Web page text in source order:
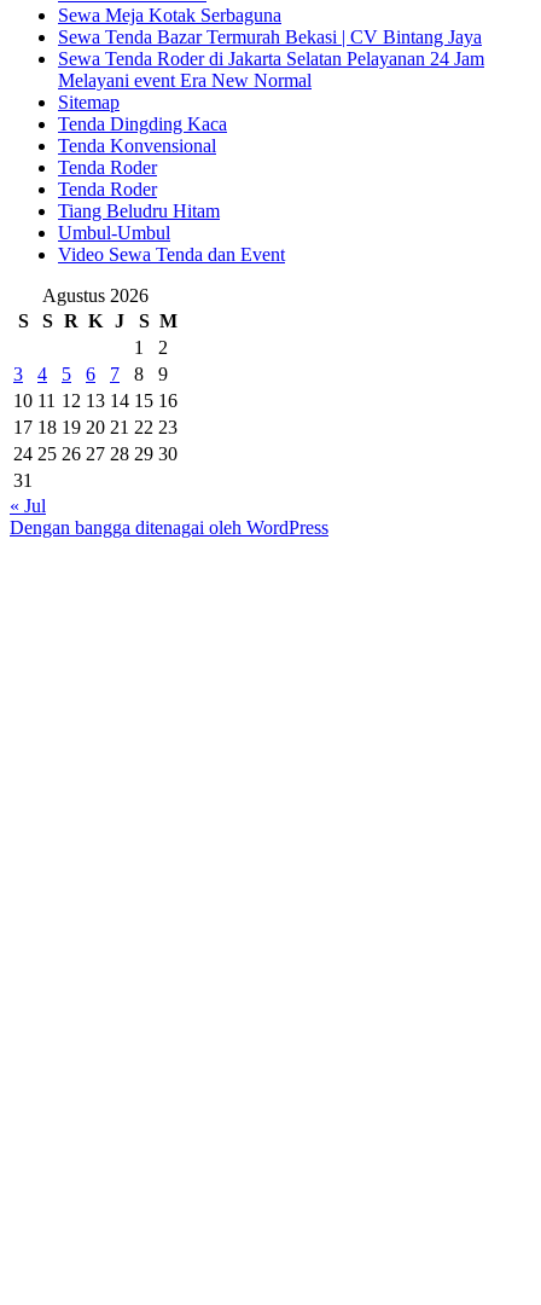
Sewa Meja Kotak Serbaguna
Sewa Tenda Bazar Termurah Bekasi | CV Bintang Jaya
Sewa Tenda Roder di Jakarta Selatan Pelayanan 24 Jam
Melayani event Era New Normal
Sitemap
Tenda Dingding Kaca
Tenda Konvensional
Tenda Roder
Tenda Roder
Tiang Beludru Hitam
Umbul-Umbul
Video Sewa Tenda dan Event
Agustus 2026
S
S R K J S M
1
2
3
4 5 6 7 8
9
10 11 12 13 14 15 16
17 18 19 20 21 22 23
24 25 26 27 28 29 30
31
« Jul
Dengan bangga ditenagai oleh WordPress